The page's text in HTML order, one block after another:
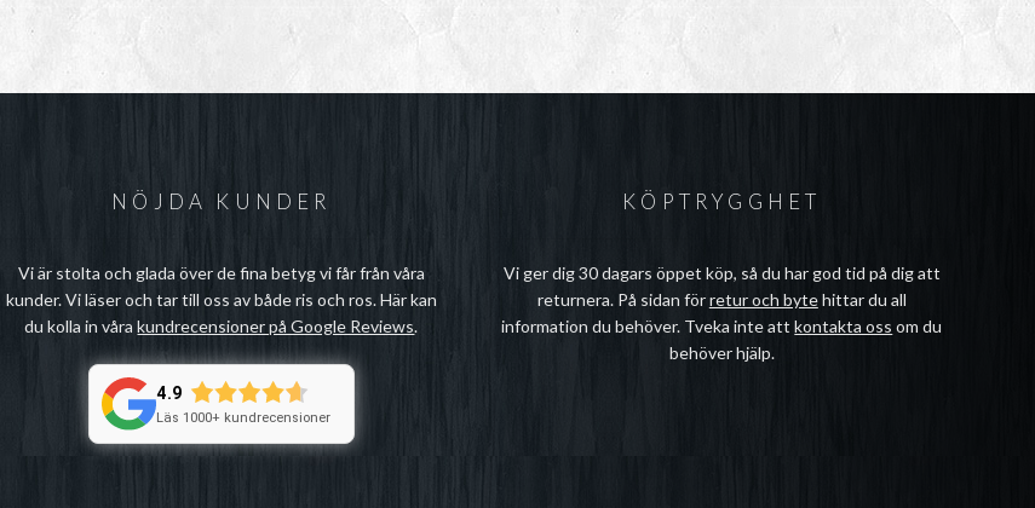
29kr
25kr
NÖJDA KUNDER
Vi är stolta och glada över de fina betyg vi får från våra
kunder. Vi läser och tar till oss av både ris och ros. Här kan
du kolla in vårakundrecensioner på Google Reviews.
4.9
Läs 1000+ kundrecensioner
KÖPTRYGGHET
Vi ger dig 30 dagars öppet köp, så du har god tid på dig att
returnera. På sidan förretur och bytehittar du all
information du behöver. Tveka inte attkontakta oss om du
behöver hjälp.